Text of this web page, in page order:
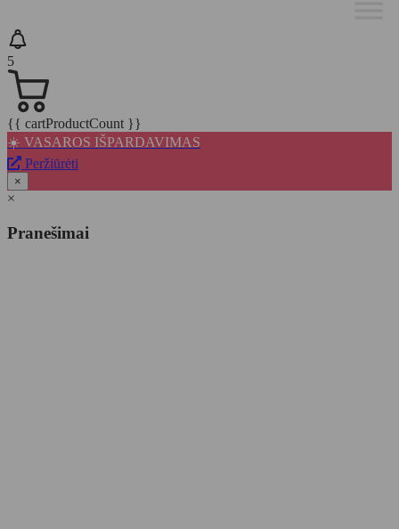
5
{{ cartProductCount }}
☀️ VASAROS IŠPARDAVIMAS
Peržiūrėti
×
×
Pranešimai